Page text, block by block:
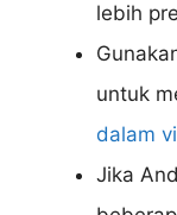
lebih
untuk
dalam
Jika